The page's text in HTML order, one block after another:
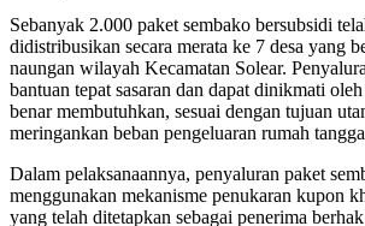
Sebanyak 2.000 paket sembako bersubsidi
didistribusikan secara merata ke 7 desa yang
naungan wilayah Kecamatan Solear.
bantuan tepat sasaran dan dapat dinikmati
benar membutuhkan, sesuai dengan tujuan
meringankan beban pengeluaran rumah
Dalam pelaksanaannya, penyaluran paket
menggunakan mekanisme penukaran kupon
yang telah ditetapkan sebagai penerima